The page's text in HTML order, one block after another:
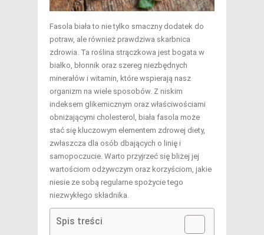
Fasola biała to nie tylko smaczny dodatek do
potraw, ale również prawdziwa skarbnica
zdrowia. Ta roślina strączkowa jest bogata w
białko, błonnik oraz szereg niezbędnych
minerałów i witamin, które wspierają nasz
organizm na wiele sposobów. Z niskim
indeksem glikemicznym oraz właściwościami
obniżającymi cholesterol, biała fasola może
stać się kluczowym elementem zdrowej diety,
zwłaszcza dla osób dbających o linię i
samopoczucie. Warto przyjrzeć się bliżej jej
wartościom odżywczym oraz korzyściom, jakie
niesie ze sobą regularne spożycie tego
niezwykłego składnika.
Spis treści